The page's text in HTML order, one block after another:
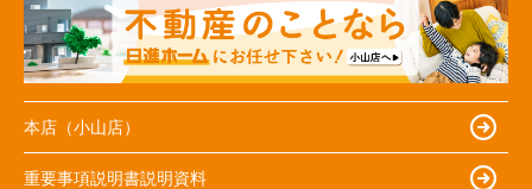
本店（小山店）
重要事項説明書説明資料